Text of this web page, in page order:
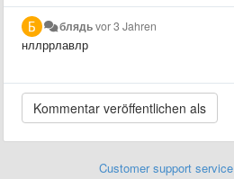
блядьvor 3 Jahren
нллррлавлр
Customer support service